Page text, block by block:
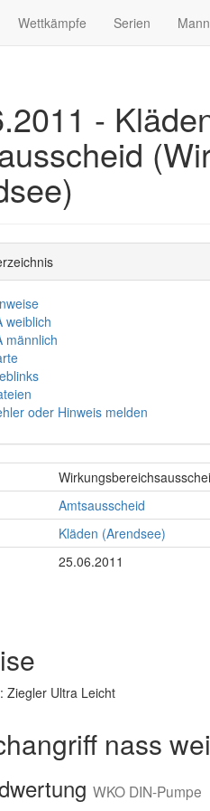
Wettkämpfe Serien
-
weiblich
männlich
oder Hinweis melden
Amtsausscheid
Kläden (Arendsee)
25.06.2011
Ziegler Ultra Leicht
nass
WKO DIN-Pumpe